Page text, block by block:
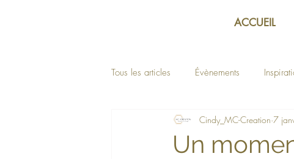
ACCUEIL
Tous les articles Évènements
Un
Cindy_MC-Creation 7